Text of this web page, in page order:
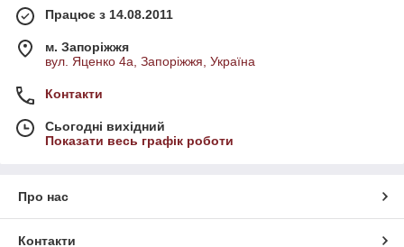
Працює з 14.08.2011
м. Запоріжжя
вул. Яценко 4а, Запоріжжя, Україна
Контакти
Сьогодні вихідний
Показати весь графік роботи
Про нас
Контакти